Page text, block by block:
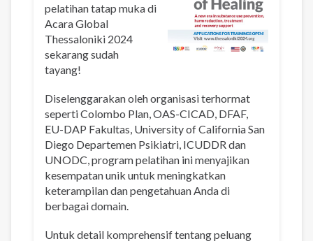
pelatihan tatap muka di
Acara Global
Thessaloniki 2024
sekarang sudah
tayang!
Diselenggarakan oleh organisasi terhormat
seperti Colombo Plan, OAS-CICAD, DFAF,
EU-DAP Fakultas, University of California San
Diego Departemen Psikiatri, ICUDDR dan
UNODC, program pelatihan ini menyajikan
kesempatan unik untuk meningkatkan
keterampilan dan pengetahuan Anda di
berbagai domain.
Untuk detail komprehensif tentang peluang